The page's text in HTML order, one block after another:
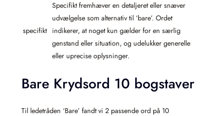
specifikt
Specifikt fremhæver en detaljeret eller snæver
udvælgelse som alternativ til ‘bare’. Ordet
indikerer, at noget kun gælder for en særlig
genstand eller situation, og udelukker generelle
eller uprecise oplysninger.
Bare Krydsord 10 bogstaver
Til ledetråden ‘Bare’ fandt vi 2 passende ord på 10